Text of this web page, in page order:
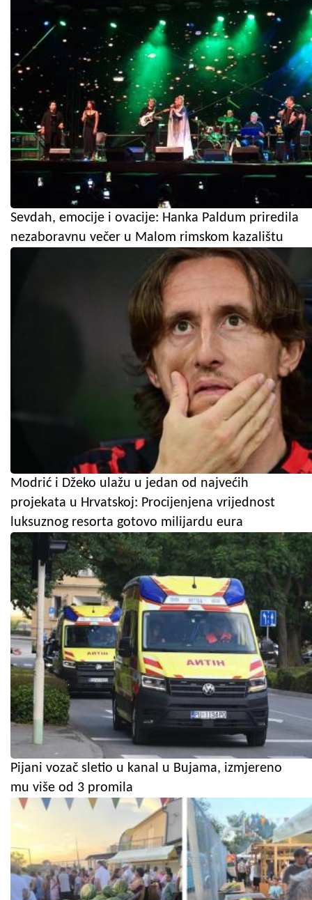
Sevdah, emocije i ovacije: Hanka Paldum priredila
nezaboravnu večer u Malom rimskom kazalištu
Modrić i Džeko ulažu u jedan od najvećih
projekata u Hrvatskoj: Procijenjena vrijednost
luksuznog resorta gotovo milijardu eura
Pijani vozač sletio u kanal u Bujama, izmjereno
mu više od 3 promila